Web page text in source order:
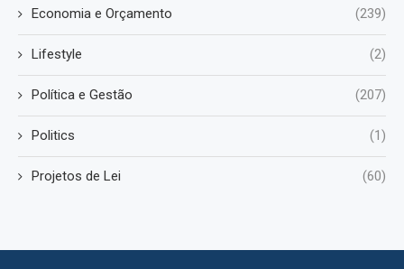
Economia e Orçamento (239)
Lifestyle (2)
Política e Gestão (207)
Politics (1)
Projetos de Lei (60)